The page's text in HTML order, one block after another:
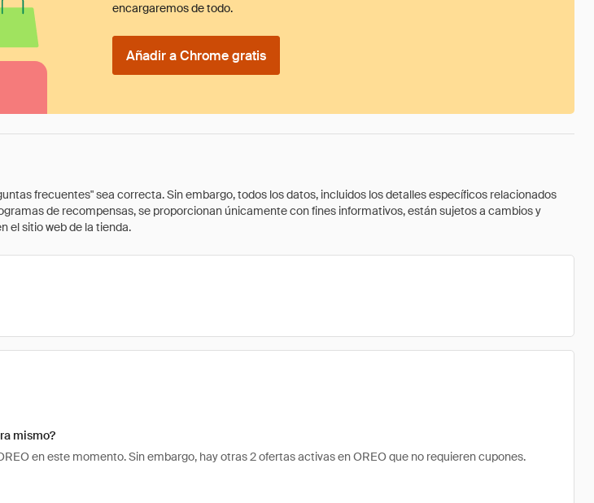
encargaremos de todo.
Añadir a Chrome gratis
frecuentes" sea correcta. Sin embargo, todos los datos, incluidos los detalles específicos relacionados
de recompensas, se proporcionan únicamente con fines informativos, están sujetos a cambios y
el sitio web de la tienda.
mismo?
en este momento. Sin embargo, hay otras 2 ofertas activas en OREO que no requieren cupones.